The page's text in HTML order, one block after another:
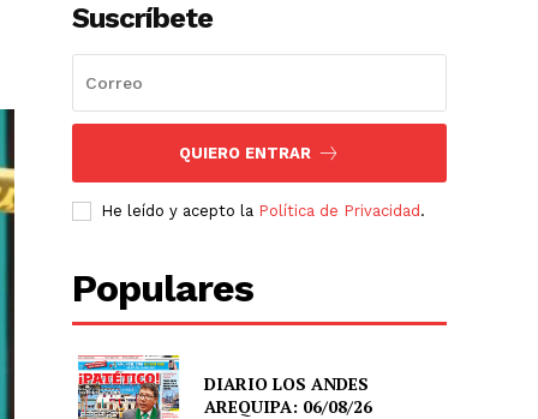
Suscríbete
QUIERO ENTRAR
He leído y acepto la Política de Privacidad .
Populares
DIARIO LOS ANDES
AREQUIPA: 06/08/26